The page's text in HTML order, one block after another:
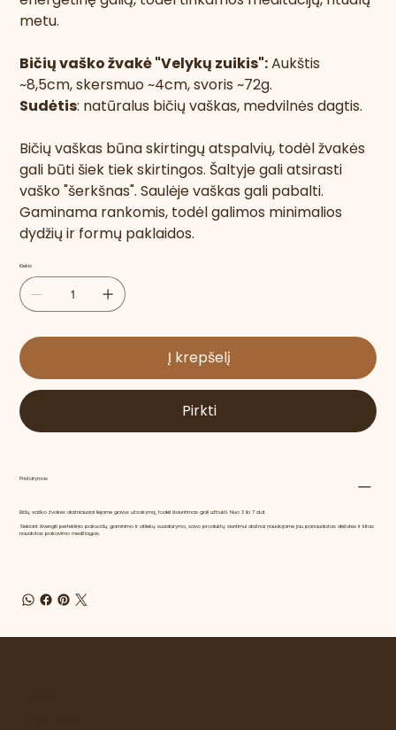
metu.
Bičių vaško žvakė "Velykų zuikis":Aukštis
~8,5cm, skersmuo ~4cm, svoris ~72g.
Sudėtis: natūralus bičių vaškas, medvilnės dagtis.
Bičių vaškas būna skirtingų atspalvių, todėl žvakės
gali būti šiek tiek skirtingos. Šaltyje gali atsirasti
vaško "šerkšnas". Saulėje vaškas gali pabalti.
Gaminama rankomis, todėl galimos minimalios
dydžių ir formų paklaidos.
Kiekis
Į krepšelį
Pirkti
Pristatymas
Bičių vaško žvakes dažniausiai liejame gavus užsakymą, todėl išsiuntimas gali užtrukti. Nuo 3 iki 7 d.d.
Siekiant išvengti perteklinio pakuočių gaminimo ir atliekų susidarymo, savo produktų siuntimui dažnai naudojame jau panaudotas dėžutes ir kitas
naudotas pakavimo medžiagas.